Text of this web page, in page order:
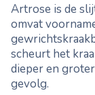
Artrose is de
omvat
scheurt het
dieper en
gevolg.